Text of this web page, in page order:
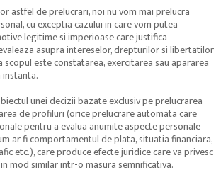
astfel de prelucrari, noi nu vom mai prelucra
cu exceptia cazului in care vom putea
legitime si imperioase care justifica
asupra intereselor, drepturilor si libertatilor
scopul este constatarea, exercitarea sau apararea
unei decizii bazate exclusiv pe prelucrarea
de profiluri (orice prelucrare automata care
pentru a evalua anumite aspecte personale
ar fi comportamentul de plata, situatia financiara,
etc.), care produce efecte juridice care va privesc
mod similar intr-o masura semnificativa.